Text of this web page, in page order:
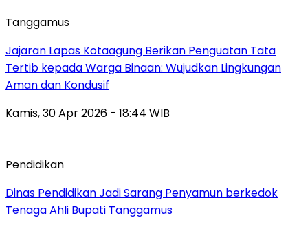
Tanggamus
Jajaran Lapas Kotaagung Berikan Penguatan Tata
Tertib kepada Warga Binaan: Wujudkan Lingkungan
Aman dan Kondusif
Kamis, 30 Apr 2026 - 18:44 WIB
Pendidikan
Dinas Pendidikan Jadi Sarang Penyamun berkedok
Tenaga Ahli Bupati Tanggamus